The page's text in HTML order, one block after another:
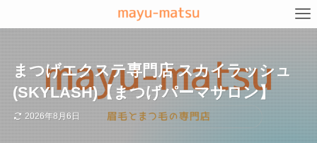
まつげエクステ専門店 スカイラッシュ
(SKYLASH)【まつげパーマサロン】
2026年8月6日